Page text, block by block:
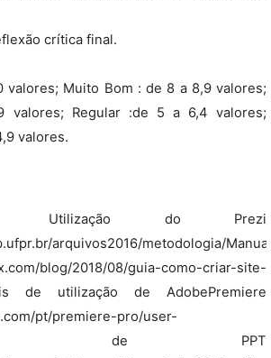
crítica final.
valores; Muito Bom : de 8 a 8,9 valores;
valores; Regular :de 5 a 6,4 valores;
valores.
Utilização do Prezi
arquivos2016/metodologia/
blog/2018/08/guia-como-criar-site-
de utilização de AdobePremiere
pt/premiere-pro/user-
de PPT